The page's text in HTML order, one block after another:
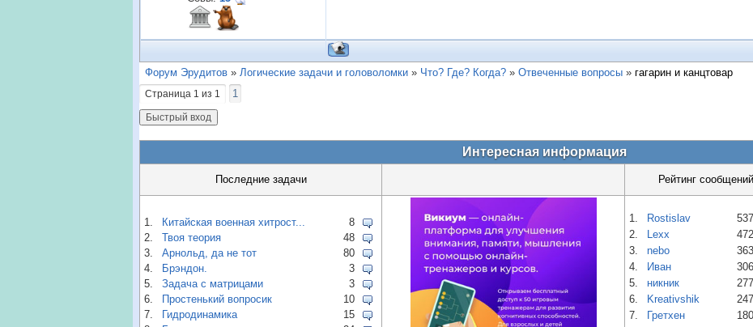
Форум Эрудитов » Логические задачи и головоломки » Что? Где? Когда? » Отвеченные вопросы » гагарин и канцтовар
Страница 1 из 1
1
Интересная информация
Последние задачи Рейтинг сообщений
1. Китайская военная хитрост...
8
2.
Твоя теория
48
3.
Арнольд, да не тот
80
4.
Брэндон.
3
5.
Задача с матрицами
3
6.
Простенький вопросик
10
7.
Гидродинамика
15
1. Rostislav
2.
Lexx
3.
nebo
4.
Иван
5.
никник
6.
Kreativshik
7.
Гретхен